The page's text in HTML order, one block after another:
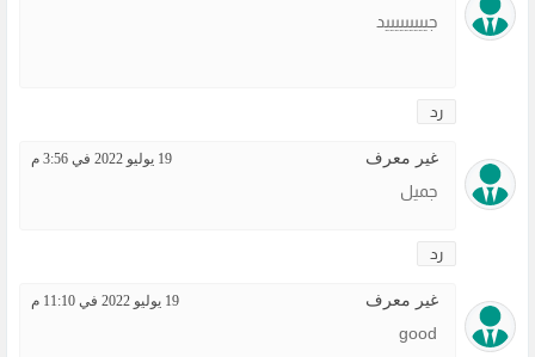
جيييييييييد
رد
غير معرف 19 يوليو 2022 في 3:56 م
جميل
رد
غير معرف 19 يوليو 2022 في 11:10 م
good